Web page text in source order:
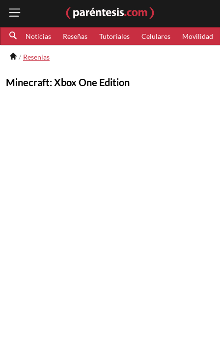
Noticias Reseñas Tutoriales Celulares Movilidad
Resenias
Minecraft: Xbox One Edition